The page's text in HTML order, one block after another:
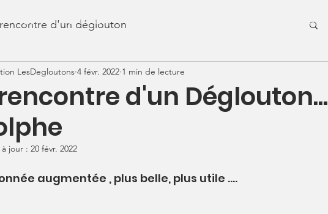
Qui sommes-nous ? Actualités
d'un déglouton
d'un Déglouton...
LesDegloutons 4 févr. 2022 1 min de lecture
jour : 20 févr. 2022
augmentée , plus belle, plus utile ....